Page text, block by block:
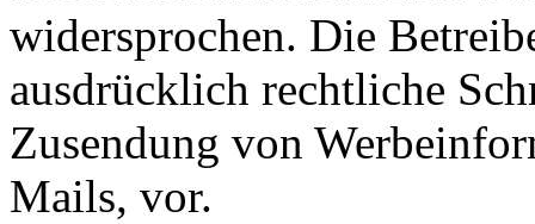
widersprochen. Die
ausdrücklich rechtliche
Zusendung von
Mails, vor.